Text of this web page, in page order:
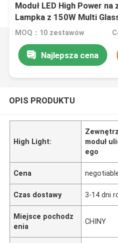
Moduł LED High Power
Lampka z 150W Multi
MOQ：10 zestawów
Najlepsza cena
OPIS PRODUKTU
High Light:
moduł
ego
Cena
Czas dostawy 3-14 dni
Miejsce pochodz
enia
CHINY